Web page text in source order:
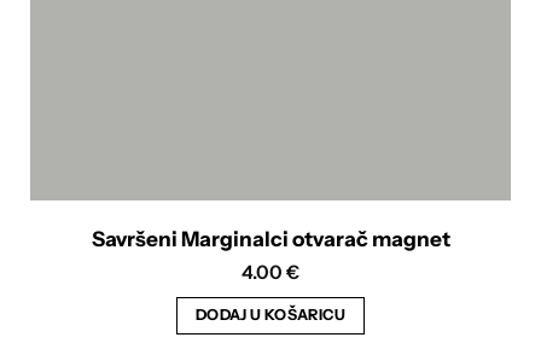
Savršeni Marginalci otvarač magnet
4.00 €
DODAJ U KOŠARICU